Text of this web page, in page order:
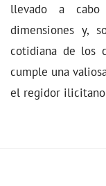
llevado a cabo
dimensiones y,
cotidiana de los
cumple una
el regidor